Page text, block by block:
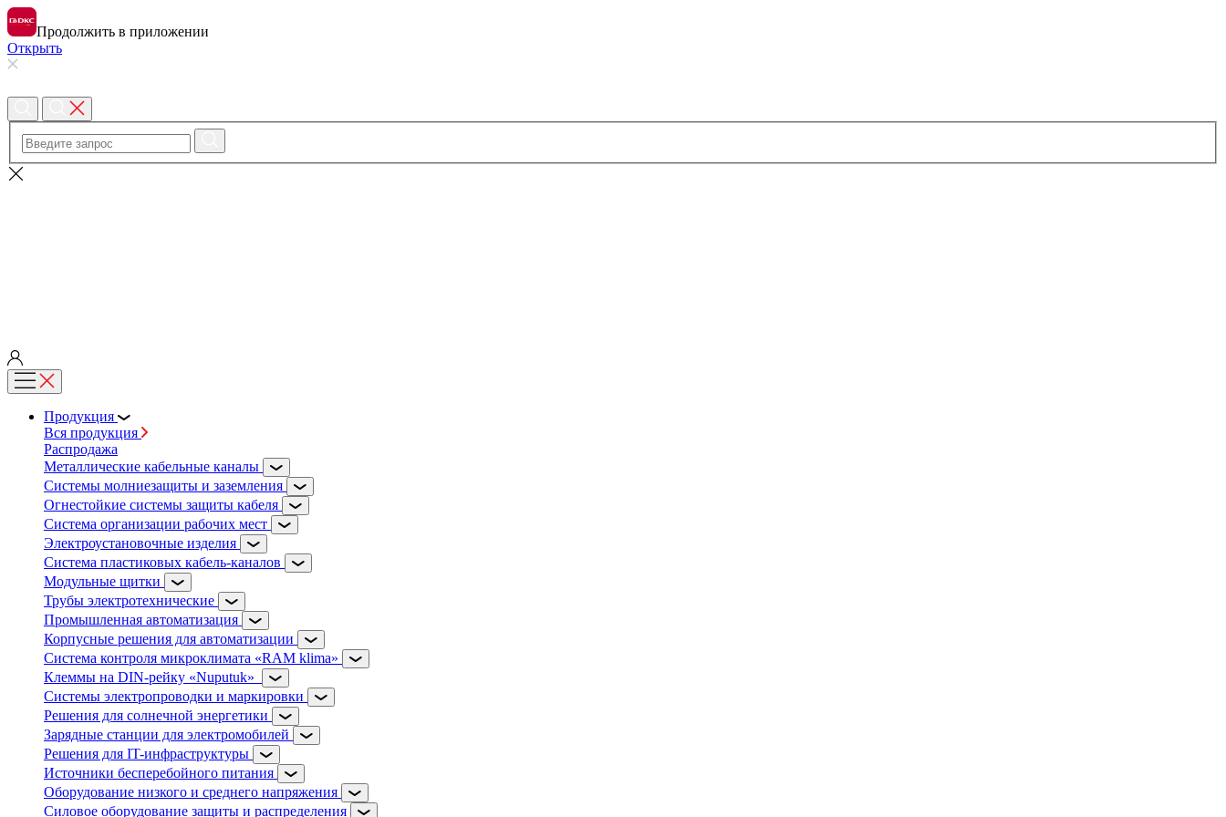
Продолжить в приложении
Открыть
Продукция
Вся продукция
Распродажа
Металлические кабельные каналы
Системы молниезащиты и заземления
Огнестойкие системы защиты кабеля
Система организации рабочих мест
Электроустановочные изделия
Система пластиковых кабель-каналов
Модульные щитки
Трубы электротехнические
Промышленная автоматизация
Корпусные решения для автоматизации
Система контроля микроклимата «RAM klima»
Клеммы на DIN-рейку «Nuputuk»
Системы электропроводки и маркировки
Решения для солнечной энергетики
Зарядные станции для электромобилей
Решения для IT-инфраструктуры
Источники бесперебойного питания
Оборудование низкого и среднего напряжения
Силовое оборудование защиты и распределения